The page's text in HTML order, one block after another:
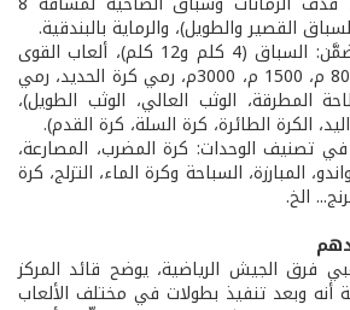
القصير والطويل)، والرماية بالبندقية.
? الألعاب الرياضية، وتتضمَّن: السباق (4 كلم و12 كلم)، ألعاب القوى
(ركض 200 م، 400 م، 800 م، 1500 م، 3000م، رمي كرة الحديد، رمي
المطرقة، الوثب العالي، الوثب الطويل)،
الكرة الطائرة، كرة السلة، كرة القدم).
في تصنيف الوحدات: كرة المضرب، المصارعة،
المبارزة، السباحة وكرة الماء، التزلج، كرة
الخ.
فرق الجيش الرياضية، يوضح قائد المركز
أنه وبعد تنفيذ بطولات في مختلف الألعاب